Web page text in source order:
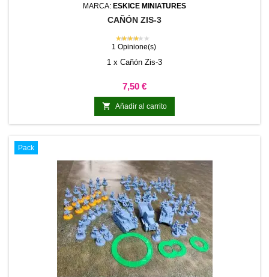
MARCA: ESKICE MINIATURES
CAÑÓN ZIS-3
★★★★★
1 Opinione(s)
1 x Cañón Zis-3
Precio
7,50 €
 Añadir al carrito
Pack